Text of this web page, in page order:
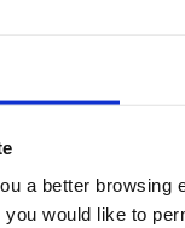
a better
would like to
Ready